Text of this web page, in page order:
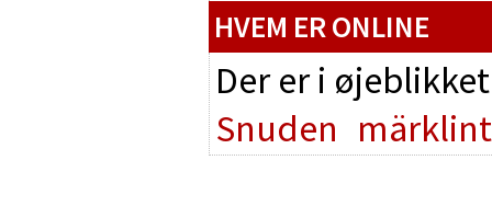
HVEM ER ONLINE
Der er i
Snuden